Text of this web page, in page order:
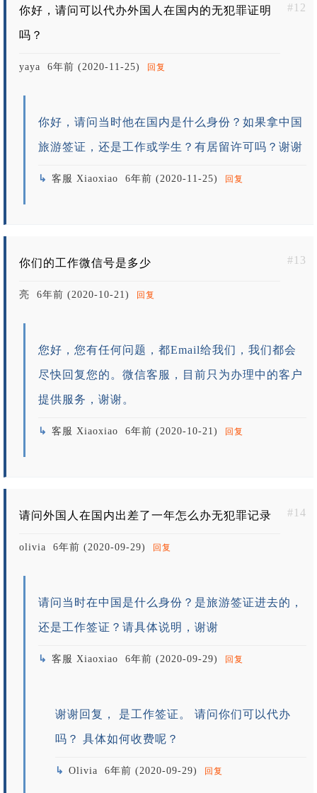
#12
你好，请问可以代办外国人在国内的无犯罪证明
吗？
yaya 6年前 (2020-11-25) 回复
你好，请问当时他在国内是什么身份？如果拿中国
旅游签证，还是工作或学生？有居留许可吗？谢谢
客服 Xiaoxiao 6年前 (2020-11-25) 回复
#13
你们的工作微信号是多少
亮 6年前 (2020-10-21) 回复
您好，您有任何问题，都Email给我们，我们都会
尽快回复您的。微信客服，目前只为办理中的客户
提供服务，谢谢。
客服 Xiaoxiao 6年前 (2020-10-21) 回复
#14
请问外国人在国内出差了一年怎么办无犯罪记录
olivia 6年前 (2020-09-29) 回复
请问当时在中国是什么身份？是旅游签证进去的，
还是工作签证？请具体说明，谢谢
客服 Xiaoxiao 6年前 (2020-09-29) 回复
谢谢回复， 是工作签证。 请问你们可以代办
吗？ 具体如何收费呢？
Olivia 6年前 (2020-09-29) 回复